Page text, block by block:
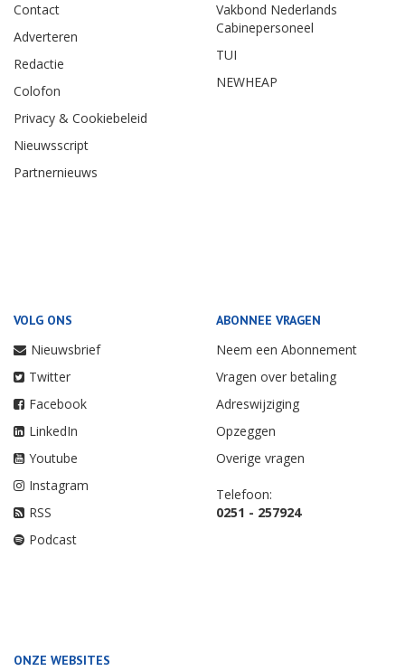
Contact
Adverteren
Redactie
Colofon
Privacy & Cookiebeleid
Nieuwsscript
Partnernieuws
Vakbond Nederlands
Cabinepersoneel
TUI
NEWHEAP
VOLG ONS
Nieuwsbrief
Twitter
Facebook
LinkedIn
Youtube
Instagram
RSS
Podcast
ABONNEE VRAGEN
Neem een Abonnement
Vragen over betaling
Adreswijziging
Opzeggen
Overige vragen
Telefoon:
0251 - 257924
ONZE WEBSITES